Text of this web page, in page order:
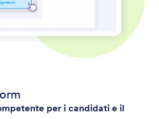
per i candidati e il